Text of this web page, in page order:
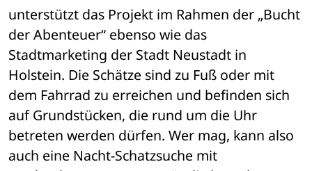
unterstützt das Projekt im Rahmen der „Bucht
der Abenteuer“ ebenso wie das
Stadtmarketing der Stadt Neustadt in
Holstein. Die Schätze sind zu Fuß oder mit
dem Fahrrad zu erreichen und befinden sich
auf Grundstücken, die rund um die Uhr
betreten werden dürfen. Wer mag, kann also
auch eine Nacht-Schatzsuche mit